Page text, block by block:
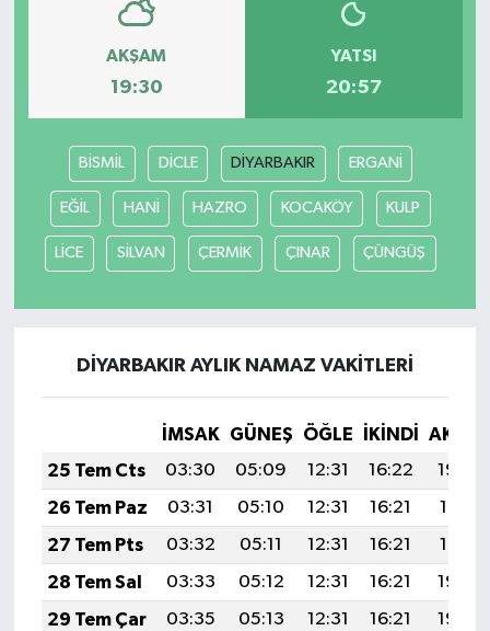
AKŞAM
19:30
YATSI
20:57
BİSMİL DİCLE DİYARBAKIR ERGANİ
EĞİL HANİ HAZRO KOCAKÖY KULP
LİCE SİLVAN ÇERMİK ÇINAR ÇÜNGÜŞ
DİYARBAKIR AYLIK NAMAZ VAKITLERI
İMSAK GÜNEŞ ÖĞLE İKINDI
25 Tem Cts
03:30 05:09 12:31 16:22
19:42
26 Tem Paz
03:31 05:10 12:31 16:21
19:41
27 Tem Pts
03:32 05:11 12:31 16:21
19:41
28 Tem Sal
03:33 05:12 12:31 16:21
19:40
29 Tem Çar
03:35 05:13 12:31 16:21
19:39